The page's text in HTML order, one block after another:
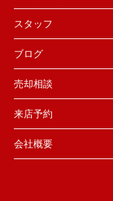
スタッフ
ブログ
売却相談
来店予約
会社概要